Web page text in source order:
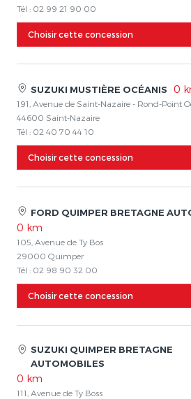
Tél : 02 99 21 90 00
Choisir cette concession
SUZUKI MUSTIÈRE OCÉANIS 0
191, Avenue de Saint-Nazaire - Rond-Point
44600 Saint-Nazaire
Tél : 02 40 70 44 10
Choisir cette concession
FORD QUIMPER BRETAGNE
0 km
105, Avenue de Ty Bos
29000 Quimper
Tél : 02 98 90 32 00
Choisir cette concession
SUZUKI QUIMPER BRETAGNE
AUTOMOBILES
0 km
111, Avenue de Ty Boss